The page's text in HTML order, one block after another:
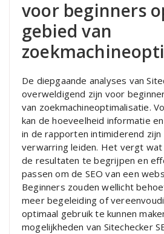
voor beginners
gebied van
De diepgaande analyses van
overweldigend zijn voor
van zoekmachineoptimalisatie.
kan de hoeveelheid informatie
in de rapporten intimiderend
verwarring leiden. Het vergt
de resultaten te begrijpen en
passen om de SEO van een
Beginners zouden wellicht
meer begeleiding of
optimaal gebruik te kunnen
mogelijkheden van Sitechecker